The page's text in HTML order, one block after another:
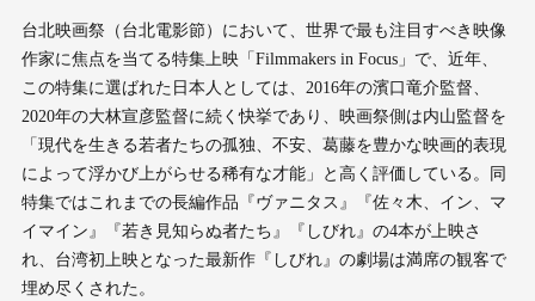
台北映画祭（台北電影節）において、世界で最も注目すべき映像
作家に焦点を当てる特集上映「Filmmakers in Focus」で、近年、
この特集に選ばれた日本人としては、2016年の濱口竜介監督、
2020年の大林宣彦監督に続く快挙であり、映画祭側は内山監督を
「現代を生きる若者たちの孤独、不安、葛藤を豊かな映画的表現
によって浮かび上がらせる稀有な才能」と高く評価している。同
特集ではこれまでの長編作品『ヴァニタス』『佐々木、イン、マ
イマイン』『若き見知らぬ者たち』『しびれ』の4本が上映さ
れ、台湾初上映となった最新作『しびれ』の劇場は満席の観客で
埋め尽くされた。